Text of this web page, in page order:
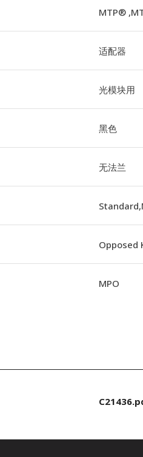
MTP®
适配器
光模块用
黑色
无法兰
Opposed
MPO